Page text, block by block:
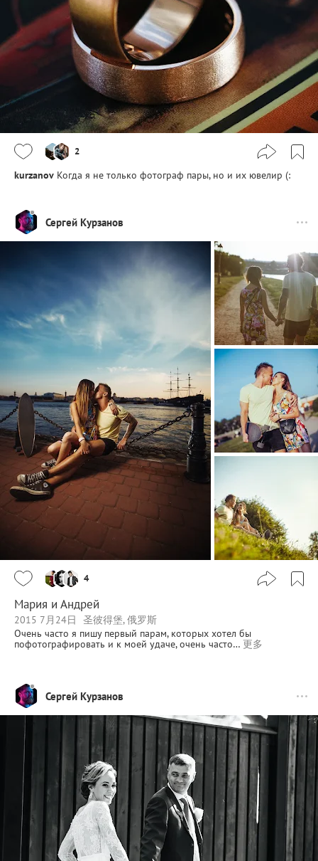
2
kurzanov Когда я не только фотограф пары, но и их ювелир (:
Сергей Курзанов
4
Мария и Андрей
2015 7月24日
圣彼得堡, 俄罗斯
Очень часто я пишу первый парам, которых хотел бы
пофотографировать и к моей удаче, очень часто… 更多
Сергей Курзанов